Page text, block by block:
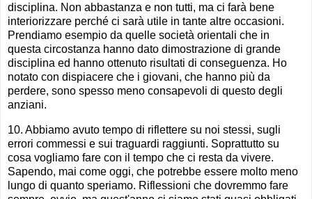
disciplina. Non abbastanza e non tutti, ma ci farà bene
interiorizzare perché ci sarà utile in tante altre occasioni.
Prendiamo esempio da quelle società orientali che in
questa circostanza hanno dato dimostrazione di grande
disciplina ed hanno ottenuto risultati di conseguenza. Ho
notato con dispiacere che i giovani, che hanno più da
perdere, sono spesso meno consapevoli di questo degli
anziani.
10. Abbiamo avuto tempo di riflettere su noi stessi, sugli
errori commessi e sui traguardi raggiunti. Soprattutto su
cosa vogliamo fare con il tempo che ci resta da vivere.
Sapendo, mai come oggi, che potrebbe essere molto meno
lungo di quanto speriamo. Riflessioni che dovremmo fare